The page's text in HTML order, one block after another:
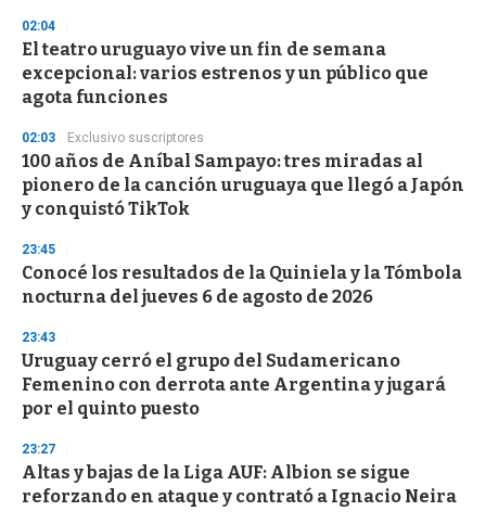
s
e
c
o
n
02:04
El teatro uruguayo vive un fin de semana
excepcional: varios estrenos y un público que
agota funciones
02:03 Exclusivo suscriptores
100 años de Aníbal Sampayo: tres miradas al
pionero de la canción uruguaya que llegó a Japón
y conquistó TikTok
23:45
Conocé los resultados de la Quiniela y la Tómbola
nocturna del jueves 6 de agosto de 2026
23:43
Uruguay cerró el grupo del Sudamericano
Femenino con derrota ante Argentina y jugará
por el quinto puesto
23:27
Altas y bajas de la Liga AUF: Albion se sigue
reforzando en ataque y contrató a Ignacio Neira